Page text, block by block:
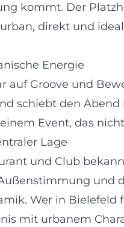
kommt. Der
direkt und
Energie
auf Groove und
schiebt den
Event, das
Lage
und Club
und
Wer in Bielefeld
mit urbanem